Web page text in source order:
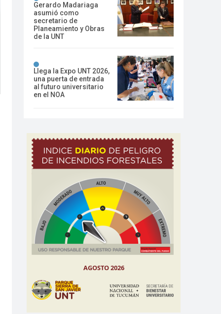
Gerardo Madariaga
asumió como
secretario de
Planeamiento y Obras
de la UNT
Llega la Expo UNT 2026,
una puerta de entrada
al futuro universitario
en el NOA